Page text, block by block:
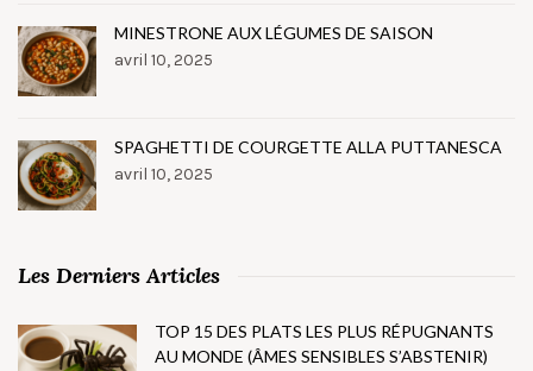
MINESTRONE AUX LÉGUMES DE SAISON
avril 10, 2025
SPAGHETTI DE COURGETTE ALLA PUTTANESCA
avril 10, 2025
Les Derniers Articles
TOP 15 DES PLATS LES PLUS RÉPUGNANTS
AU MONDE (ÂMES SENSIBLES S’ABSTENIR)